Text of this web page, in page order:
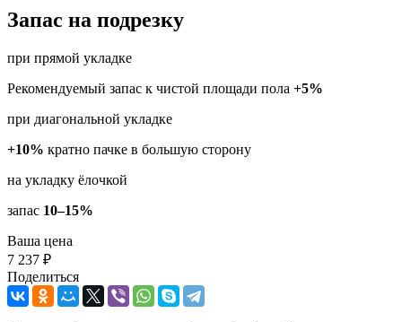
Запас на подрезку
при прямой укладке
Рекомендуемый запас к чистой площади пола +5%
при диагональной укладке
+10% кратно пачке в большую сторону
на укладку ёлочкой
запас 10–15%
Ваша цена
7 237 ₽
Поделиться